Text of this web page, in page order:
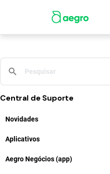
Central de Suporte
Novidades
Aplicativos
Aegro Negócios (app)